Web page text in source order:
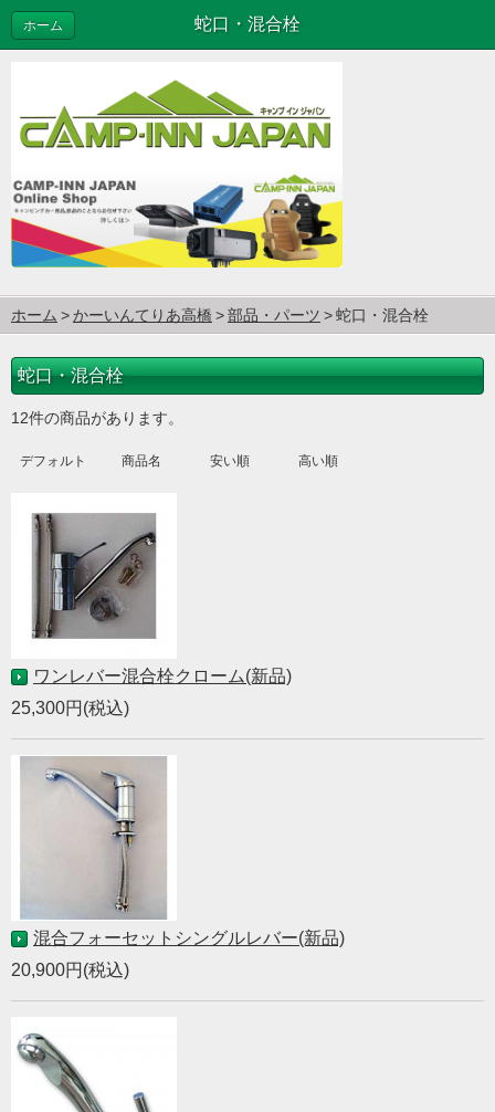
蛇口・混合栓
ホーム
ホーム かーいんてりあ高橋 部品・パーツ 蛇口・混合栓
蛇口・混合栓
12件の商品があります。
デフォルト 商品名 安い順 高い順
ワンレバー混合栓クローム(新品)
25,300円(税込)
混合フォーセットシングルレバー(新品)
20,900円(税込)